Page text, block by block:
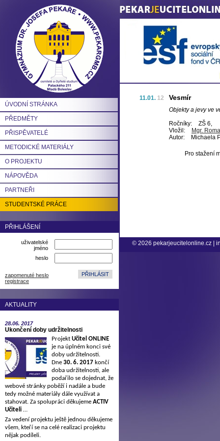
ÚVODNÍ STRÁNKA
PŘEDMĚTY
PŘISPĚVATELÉ
METODICKÉ MATERIÁLY
O PROJEKTU
NÁPOVĚDA
PARTNEŘI
STUDENTSKÉ PRÁCE
PŘIHLÁŠENÍ
uživatelské
jméno
heslo
zapomenuté heslo
registrace
AKTUALITY
28.06. 2017
Ukončení doby udržitelnosti
Projekt Učitel ONLINE
je na úplném konci své
doby udržitelnosti.
Dne 30. 6. 2017 končí
doba udržitelnosti, ale
podařilo se dojednat, že
webové stránky poběží i nadále a bude
tedy možné materiály dále využívat a
stahovat. Za spolupráci děkujeme ACTIV
Učiteli …
Za vedení projektu ještě jednou děkujeme
všem, kteří se na celé realizaci projektu
nějak podíleli.
11.01. 12 Vesmír
Objekty a jevy ve
Ročníky:
ZŠ 6,
Vložil:
Mgr.
Autor:
Michaela
Pro stažení
© 2026 pekarjeucitelonline.cz